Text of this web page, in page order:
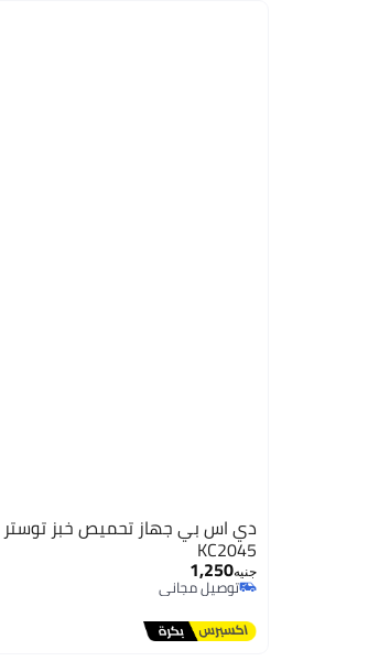
KC2045
جنيه1,250
توصيل مجاني
توصيل مجاني